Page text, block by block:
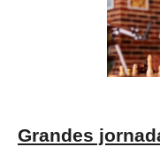
Grandes